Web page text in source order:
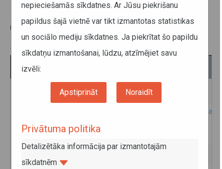
Ceļu lietošanas maksa ārvalstīs
30. maijs 2025
Valsts kods
Armēnija parliament.am
https://
nepieciešamās sīkdatnes. Ar Jūsu piekrišanu
papildus šajā vietnē var tikt izmantotas statistikas
un sociālo mediju sīkdatnes. Ja piekrītat šo papildu
sīkdatņu izmantošanai, lūdzu, atzīmējiet savu
izvēli:
Apstiprināt Noraidīt
Privātuma politika
Detalizētāka informācija par izmantotajām
sīkdatnēm